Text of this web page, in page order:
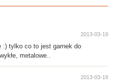
2013-03-19
tylko co to jest garnek do
metalowe..
2013-03-19